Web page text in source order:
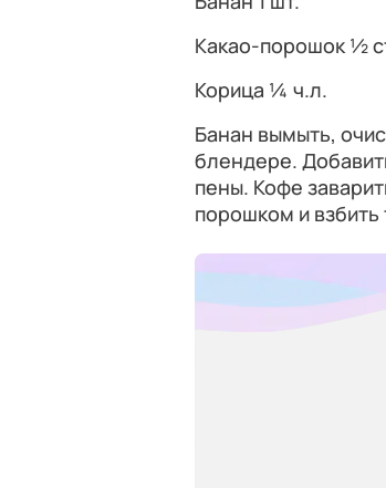
Какао-порошок ½
Корица ¼ ч.л.
Банан вымыть,
блендере.
пены. Кофе
порошком и взбить